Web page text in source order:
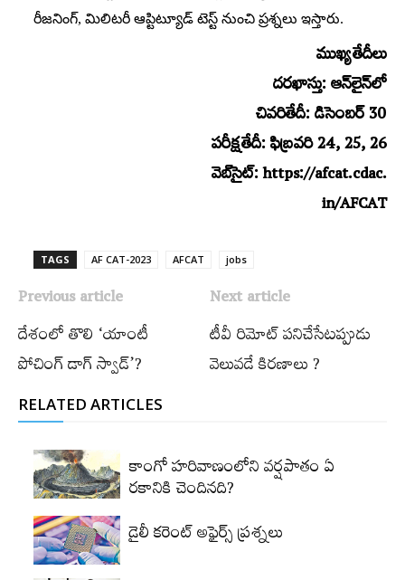
రీజనింగ్‌, మిలిటరీ ఆప్టిట్యూడ్‌ టెస్ట్‌ నుంచి ప్రశ్నలు ఇస్తారు.
ముఖ్యతేదీలు
దరఖాస్తు: ఆన్‌లైన్‌లో
చివరితేదీ: డిసెంబర్‌ 30
పరీక్షతేదీ: ఫిబ్రవరి 24, 25, 26
వెబ్‌సైట్‌: https://afcat.cdac.
in/AFCAT
TAGS AF CAT-2023 AFCAT jobs
Previous article
దేశంలో తొలి ‘యాంటీ
పోచింగ్‌ డాగ్‌ స్వాడ్‌’?
Next article
టీవీ రిమోట్‌ పనిచేసేటప్పుడు
వెలువడే కిరణాలు ?
RELATED ARTICLES
కాంగో హరివాణంలోని వర్షపాతం ఏ
రకానికి చెందినది?
డైలీ కరెంట్‌ అఫైర్స్‌ ప్రశ్నలు